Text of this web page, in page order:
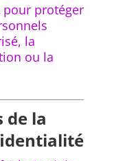
pour protéger
la
ou la
de la